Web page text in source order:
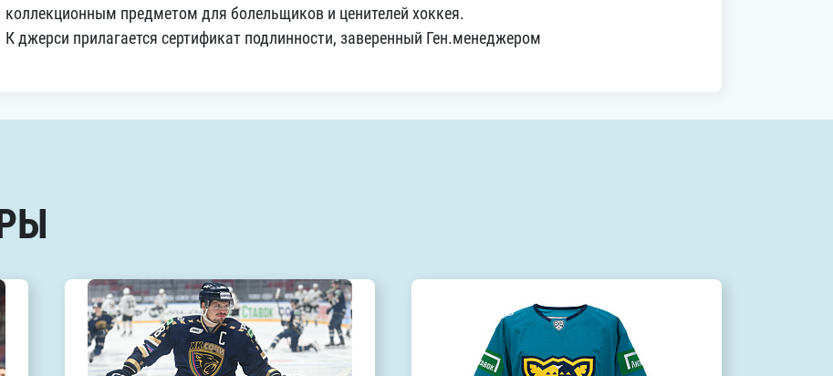
коллекционным предметом для болельщиков и ценителей хоккея.
К джерси прилагается сертификат подлинности, заверенный Ген.менеджером